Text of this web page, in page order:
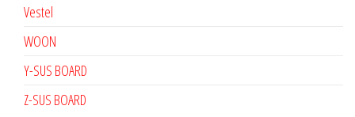
Vestel
WOON
Y-SUS BOARD
Z-SUS BOARD